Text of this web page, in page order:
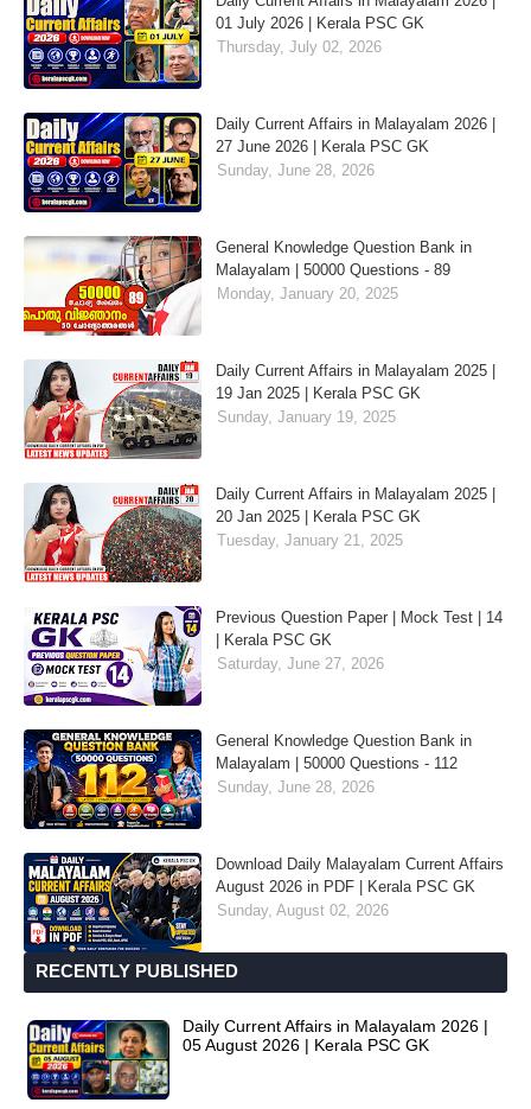
01 July 2026 | Kerala PSC GK
Thursday, July 02, 2026
Daily Current Affairs in Malayalam 2026 |
27 June 2026 | Kerala PSC GK
Sunday, June 28, 2026
General Knowledge Question Bank in
Malayalam | 50000 Questions - 89
Monday, January 20, 2025
Daily Current Affairs in Malayalam 2025 |
19 Jan 2025 | Kerala PSC GK
Sunday, January 19, 2025
Daily Current Affairs in Malayalam 2025 |
20 Jan 2025 | Kerala PSC GK
Tuesday, January 21, 2025
Previous Question Paper | Mock Test | 14
| Kerala PSC GK
Saturday, June 27, 2026
General Knowledge Question Bank in
Malayalam | 50000 Questions - 112
Sunday, June 28, 2026
Download Daily Malayalam Current Affairs
August 2026 in PDF | Kerala PSC GK
Sunday, August 02, 2026
RECENTLY PUBLISHED
Daily Current Affairs in Malayalam 2026 |
05 August 2026 | Kerala PSC GK